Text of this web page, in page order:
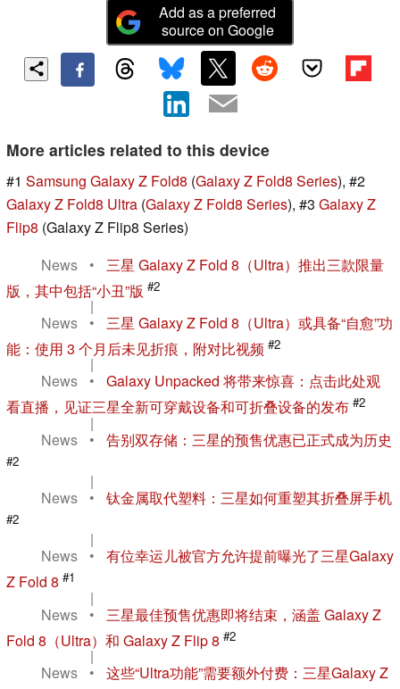
Add as a preferred
source on Google
More articles related to this device
#1 Samsung Galaxy Z Fold8 (Galaxy Z Fold8 Series), #2
Galaxy Z Fold8 Ultra (Galaxy Z Fold8 Series), #3 Galaxy Z
Flip8 (Galaxy Z Flip8 Series)
News
•
三星 Galaxy Z Fold 8（Ultra）推出三款限量
版，其中包括“小丑”版 #2
|
News
•
三星 Galaxy Z Fold 8（Ultra）或具备“自愈”功
能：使用 3 个月后未见折痕，附对比视频 #2
|
News
•
Galaxy Unpacked 将带来惊喜：点击此处观
看直播，见证三星全新可穿戴设备和可折叠设备的发布 #2
|
News
• 告别双存储：三星的预售优惠已正式成为历史
#2
|
News
• 钛金属取代塑料：三星如何重塑其折叠屏手机
#2
|
News
•
有位幸运儿被官方允许提前曝光了三星Galaxy
Z Fold 8 #1
|
News
•
三星最佳预售优惠即将结束，涵盖 Galaxy Z
Fold 8（Ultra）和 Galaxy Z Flip 8 #2
|
News
•
这些“Ultra功能”需要额外付费：三星Galaxy Z